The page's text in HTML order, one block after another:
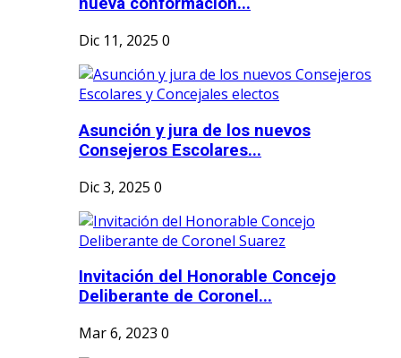
nueva conformación...
Dic 11, 2025 0
Asunción y jura de los nuevos
Consejeros Escolares...
Dic 3, 2025 0
Invitación del Honorable Concejo
Deliberante de Coronel...
Mar 6, 2023 0